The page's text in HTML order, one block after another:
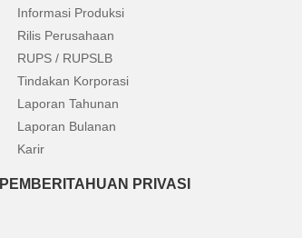
Informasi Produksi
Rilis Perusahaan
RUPS / RUPSLB
Tindakan Korporasi
Laporan Tahunan
Laporan Bulanan
Karir
PEMBERITAHUAN PRIVASI